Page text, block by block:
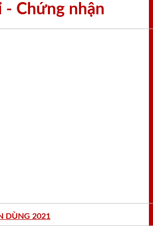
- Chứng nhận
DÙNG 2021